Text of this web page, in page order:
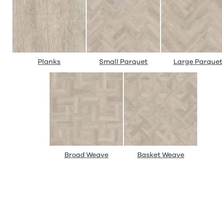
Planks Small Parquet Large Parquet
Broad Weave Basket Weave